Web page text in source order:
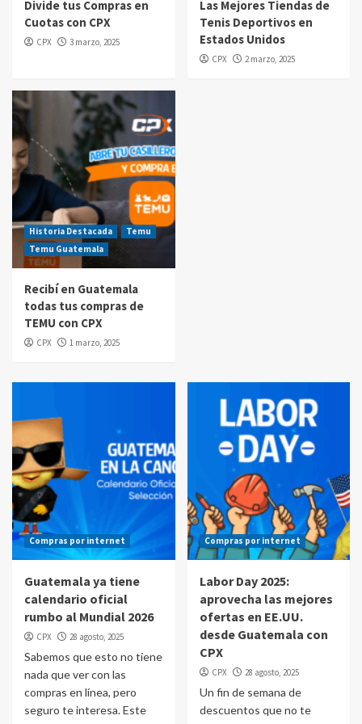
$20 de reintegro en tus compras Amazon
Prime Day Guatemala 2025
Divide tus Compras en
Cuotas con CPX
CPX 3 marzo, 2025
Las Mejores Tiendas de
Tenis Deportivos en
Estados Unidos
CPX 2 marzo, 2025
Historia Destacada
Temu
Temu Guatemala
Recibí en Guatemala
todas tus compras de
TEMU con CPX
CPX 1 marzo, 2025
Compras por internet
Guatemala ya tiene
calendario oficial
rumbo al Mundial 2026
CPX 28 agosto, 2025
Sabemos que esto no tiene
nada que ver con las
compras en línea, pero
seguro te interesa. Este
Compras por internet
Labor Day 2025:
aprovecha las mejores
ofertas en EE.UU.
desde Guatemala con
CPX
CPX 28 agosto, 2025
Un fin de semana de
descuentos que no te